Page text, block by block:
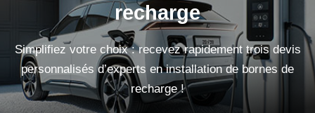
recharge
Simplifiez votre choix : recevez rapidement trois devis
personnalisés d’experts en installation de bornes de
recharge !